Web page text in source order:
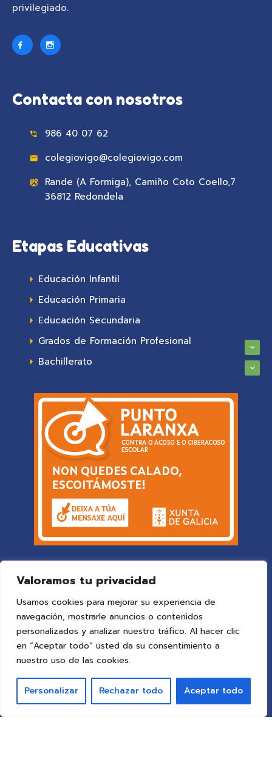
Valoramos tu privacidad
Usamos cookies para mejorar su experiencia de
navegación, mostrarle anuncios o contenidos
personalizados y analizar nuestro tráfico. Al hacer clic
en “Aceptar todo” usted da su consentimiento a
nuestro uso de las cookies.
Personalizar Rechazar todo Aceptar todo
privilegiado.
Contacta con nosotros
986 40 07 62
colegiovigo@colegiovigo.com
Rande (A Formiga), Camiño Coto Coello,7
36812 Redondela
Etapas Educativas
Educación Infantil
Educación Primaria
Educación Secundaria
Grados de Formación Profesional
Bachillerato
© 2025 Colegio Vigoby ideaspropias publicidad&web
Todos los derechos reservados.
Aviso Legal